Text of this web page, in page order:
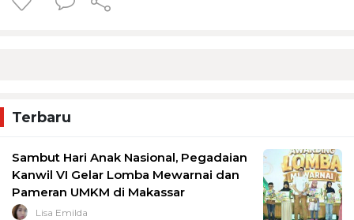
Terbaru
Sambut Hari Anak Nasional, Pegadaian
Kanwil VI Gelar Lomba Mewarnai dan
Pameran UMKM di Makassar
Lisa Emilda